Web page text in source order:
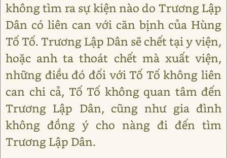
không tìm ra sự kiện nào do Trương Lập
Dân có liên can với căn bịnh của Hùng
Tố Tố. Trương Lập Dân sẽ chết tại y viện,
hoặc anh ta thoát chết mà xuất viện,
những điều đó đối với Tố Tố không liên
can chi cả, Tố Tố không quan tâm đến
Trương Lập Dân, cũng như gia đình
không đồng ý cho nàng đi đến tìm
Trương Lập Dân.